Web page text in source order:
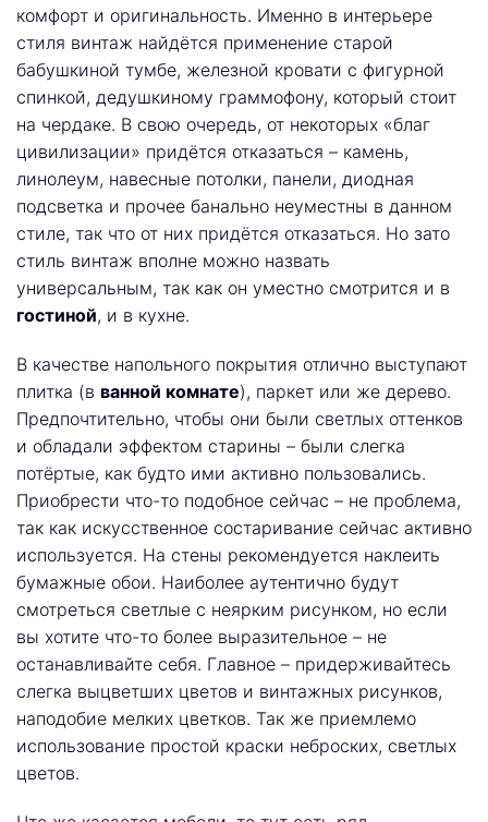
комфорт и оригинальность. Именно в интерьере
стиля винтаж найдётся применение старой
бабушкиной тумбе, железной кровати с фигурной
спинкой, дедушкиному граммофону, который стоит
на чердаке. В свою очередь, от некоторых «благ
цивилизации» придётся отказаться – камень,
линолеум, навесные потолки, панели, диодная
подсветка и прочее банально неуместны в данном
стиле, так что от них придётся отказаться. Но зато
стиль винтаж вполне можно назвать
универсальным, так как он уместно смотрится и в
гостиной, и в кухне.
В качестве напольного покрытия отлично выступают
плитка (в ванной комнате), паркет или же дерево.
Предпочтительно, чтобы они были светлых оттенков
и обладали эффектом старины – были слегка
потёртые, как будто ими активно пользовались.
Приобрести что-то подобное сейчас – не проблема,
так как искусственное состаривание сейчас активно
используется. На стены рекомендуется наклеить
бумажные обои. Наиболее аутентично будут
смотреться светлые с неярким рисунком, но если
вы хотите что-то более выразительное – не
останавливайте себя. Главное – придерживайтесь
слегка выцветших цветов и винтажных рисунков,
наподобие мелких цветков. Так же приемлемо
использование простой краски неброских, светлых
цветов.